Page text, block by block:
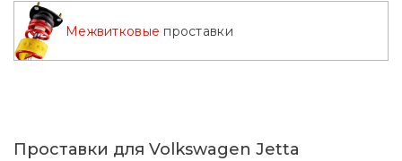
2025
Межвитковые проставки
Проставки для Volkswagen Jetta